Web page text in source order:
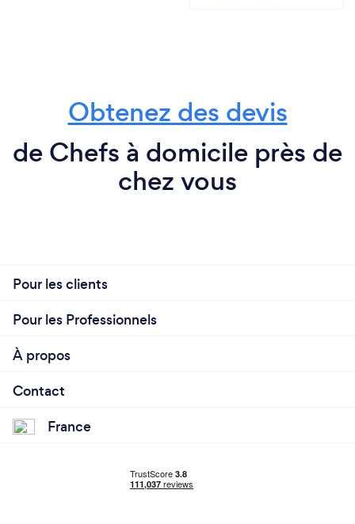
Obtenez des devis
de Chefs à domicile près de
chez vous
Pour les clients
Pour les Professionnels
À propos
Contact
France